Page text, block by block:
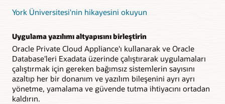
York Üniversitesi'nin hikayesini okuyun
Uygulama yazılımı altyapısını birleştirin
Oracle Private Cloud Appliance'ı kullanarak ve Oracle
Database'leri Exadata üzerinde çalıştırarak uygulamaları
çalıştırmak için gereken bağımsız sistemlerin sayısını
azaltıp her bir donanım ve yazılım bileşenini ayrı ayrı
yönetme, yamalama ve güvende tutma ihtiyacını ortadan
kaldırın.